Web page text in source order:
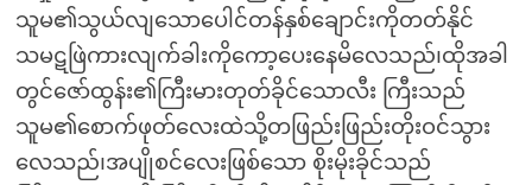
သူမ၏သွယ်လျသောပေါင်တန်နှစ်ချောင်းကိုတတ်နိုင်
သမဋဖြဲကားလျက်ခါးကိုကော့ပေးနေမိလေသည်၊ထိုအခါ
တွင်ဇော်ထွန်း၏ကြီးမားတုတ်ခိုင်သောလီး ကြီးသည်
သူမ၏စောက်ဖုတ်လေးထဲသို့တဖြည်းဖြည်းတိုးဝင်သွား
လေသည်၊အပျိုစင်လေးဖြစ်သော စိုးမိုးခိုင်သည်